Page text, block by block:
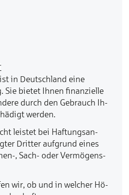
in Deutsch­land ei­ne
Sie bie­tet Ih­nen fi­nan­ziel­le
durch den Ge­brauch Ih­
wer­den.
leis­tet bei Haf­tungs­an­
Drit­ter auf­grund ei­nes
, Sach- oder Ver­mö­gens­
wir, ob und in wel­cher Hö­